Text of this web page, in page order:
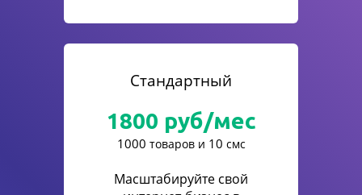
Стандартный
1800 руб/мес
1000 товаров и 10 смс
Масштабируйте свой